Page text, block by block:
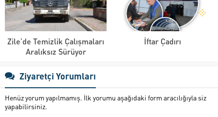
Zile’de Temizlik Çalışmaları
Aralıksız Sürüyor
İftar Çadırı
Ziyaretçi Yorumları
Henüz yorum yapılmamış. İlk yorumu aşağıdaki form aracılığıyla siz
yapabilirsiniz.